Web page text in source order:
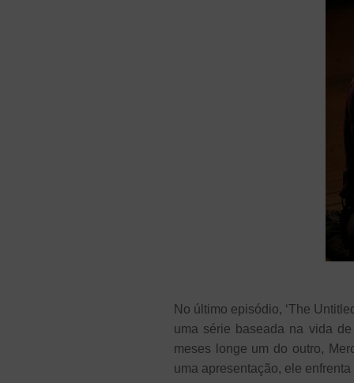
No último episódio, ‘The
uma série baseada na vida
meses longe um do outro,
uma apresentação, ele